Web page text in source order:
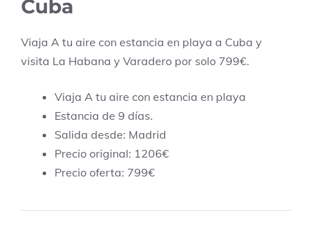
Cuba
Viaja A tu aire con estancia en playa a Cuba y
visita La Habana y Varadero por solo 799€.
Viaja A tu aire con estancia en playa
Estancia de 9 días.
Salida desde: Madrid
Precio original: 1206€
Precio oferta: 799€